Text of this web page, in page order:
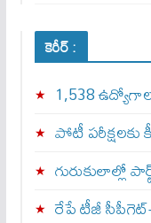
కెరీర్ :
1,538
పోటీ పరీక్షలకు
గురుకులాల్లో
రేపే టీజీ